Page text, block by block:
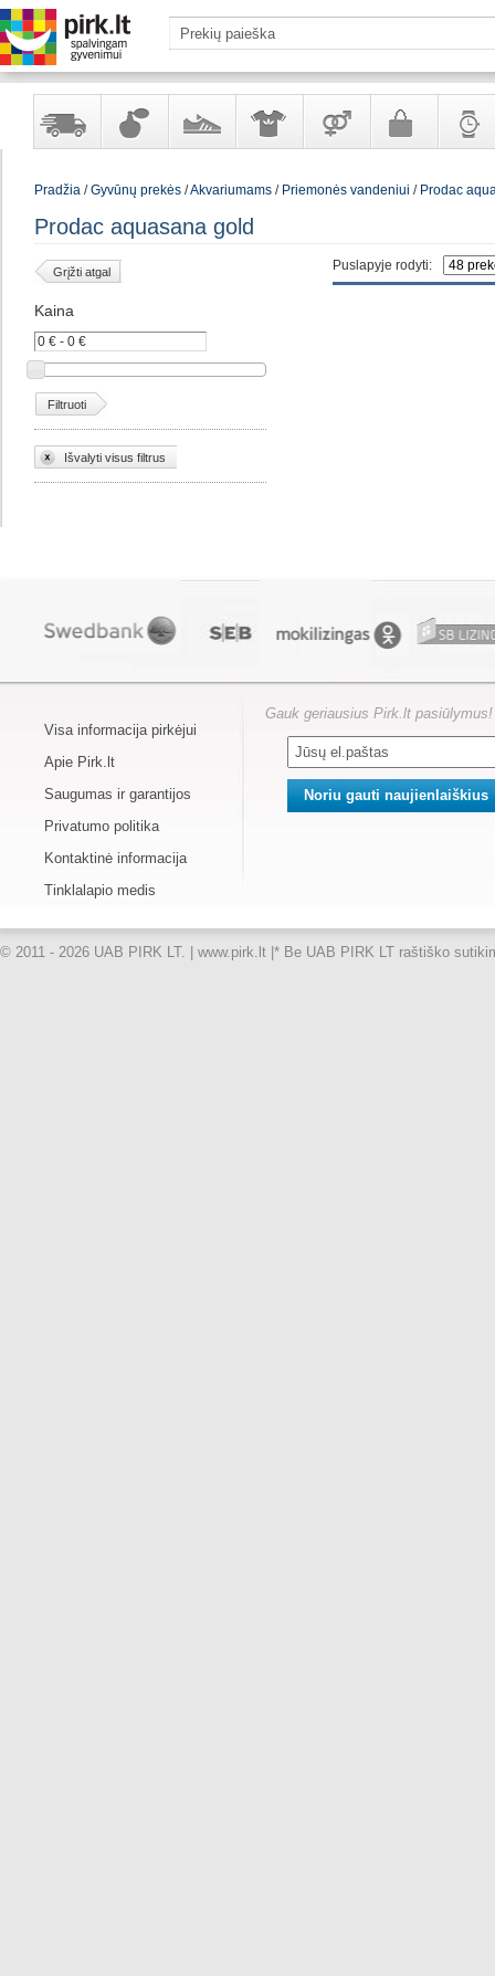
Yra
Kvepalai
kosmetika
AvalynėApranga
aksesuarai
Prekės
Galanterija
Pradžia/Gyvūnų prekės/Akvariumams/ Priemonės vandeniui / Prodac
Prodac aquasana gold
Puslapyje rodyti:
Grįžti atgal
Kaina
Filtruoti
Išvalyti visus filtrus
Visa informacija pirkėjui
Apie Pirk.lt
Saugumas ir garantijos
Privatumo politika
Kontaktinė informacija
Tinklalapio medis
Gauk geriausius Pirk.lt pasiūlymus!
© 2011 - 2026 UAB PIRK LT. | www.pirk.lt |* Be UAB PIRK LT raštiško